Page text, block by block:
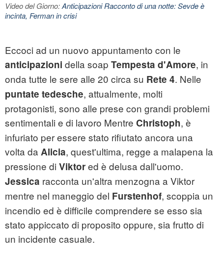
Video del Giorno:Anticipazioni Racconto di una notte: Sevde è
incinta, Ferman in crisi
Eccoci ad un nuovo appuntamento con le
anticipazioni della soap Tempesta d'Amore, in
onda tutte le sere alle 20 circa su Rete 4. Nelle
puntate tedesche, attualmente, molti
protagonisti, sono alle prese con grandi problemi
sentimentali e di lavoro Mentre Christoph, è
infuriato per essere stato rifiutato ancora una
volta da Alicia, quest'ultima, regge a malapena la
pressione di Viktored è delusa dall'uomo.
Jessica racconta un'altra menzogna a Viktor
mentre nel maneggio del Furstenhof, scoppia un
incendio ed è difficile comprendere se esso sia
stato appiccato di proposito oppure, sia frutto di
un incidente casuale.